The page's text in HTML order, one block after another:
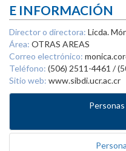
E INFORMACIÓN
Director o directora: Licda.
Área: OTRAS AREAS
Correo electrónico:
Teléfono: (506) 2511-4461 /
Sitio web: www.sibdi.ucr.ac.cr